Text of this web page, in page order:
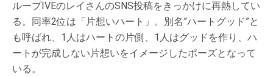
ループIVEのレイさんのSNS投稿をきっかけに再熱してい
る。同率2位は「片想いハート」。別名”ハートグッド”と
も呼ばれ、1人はハートの片側、1人はグッドを作り、ハ
ートが完成しない片想いをイメージしたポーズとなって
いる。